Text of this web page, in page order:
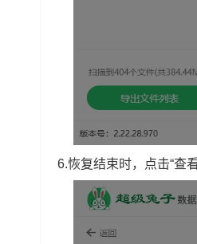
6.恢复结束时，点击“查